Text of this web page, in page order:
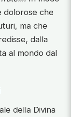
dolorose che
ma che
dalla
al mondo dal
della Divina